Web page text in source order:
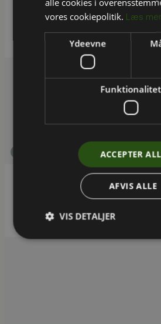
Syv kommuner fik udført
Antropologi og adfærd Bæredygtighed i
Taskforce skal
vores cookiepolitik. Læs
Ydeevne
Funktionalitet
ACCEPTER
AFVIS ALLE
VIS DETALJER